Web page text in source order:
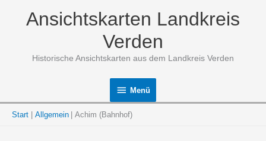
Ansichtskarten Landkreis
Verden
Historische Ansichtskarten aus dem Landkreis Verden
Menü
Menü
Start Allgemein Achim (Bahnhof)